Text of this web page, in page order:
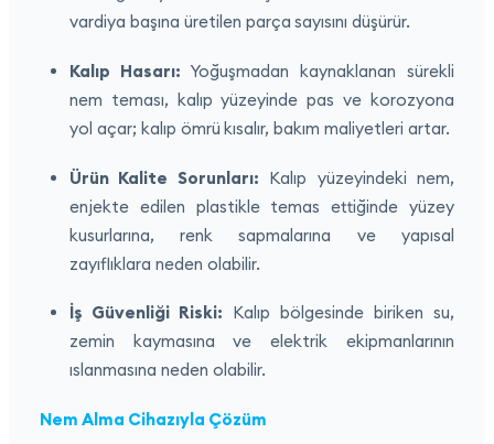
vardiya başına üretilen parça sayısını düşürür.
Kalıp Hasarı: Yoğuşmadan kaynaklanan sürekli
nem teması, kalıp yüzeyinde pas ve korozyona
yol açar; kalıp ömrü kısalır, bakım maliyetleri artar.
Ürün Kalite Sorunları: Kalıp yüzeyindeki nem,
enjekte edilen plastikle temas ettiğinde yüzey
kusurlarına, renk sapmalarına ve yapısal
zayıflıklara neden olabilir.
İş Güvenliği Riski: Kalıp bölgesinde biriken su,
zemin kaymasına ve elektrik ekipmanlarının
ıslanmasına neden olabilir.
Nem Alma Cihazıyla Çözüm